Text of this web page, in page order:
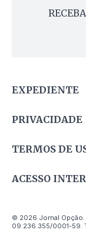
EXPEDIENTE
PRIVACIDADE
TERMOS DE
ACESSO
© 2026 Jornal Opção.
09.236.355/0001-59.